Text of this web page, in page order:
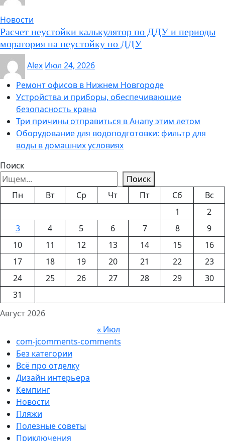
Новости
Расчет неустойки калькулятор по ДДУ и периоды
моратория на неустойку по ДДУ
Alex Июл 24, 2026
Ремонт офисов в Нижнем Новгороде
Устройства и приборы, обеспечивающие
безопасность крана
Три причины отправиться в Анапу этим летом
Оборудование для водоподготовки: фильтр для
воды в домашних условиях
Поиск
Поиск
Август 2026
Пн Вт Ср Чт Пт Сб
Вс
1
2
3
4 5 6 7 8
9
10
11 12 13 14 15
16
17
18 19 20 21 22
23
24
25 26 27 28 29
30
31
« Июл
com-jcomments-comments
Без категории
Всё про отделку
Дизайн интерьера
Кемпинг
Новости
Пляжи
Полезные советы
Приключения